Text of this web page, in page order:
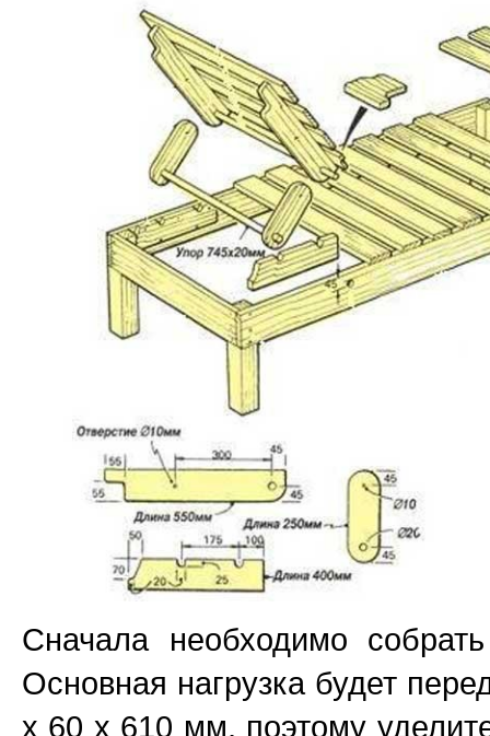
Сначала необходимо
Основная нагрузка будет
х 60 х 610 мм, поэтому